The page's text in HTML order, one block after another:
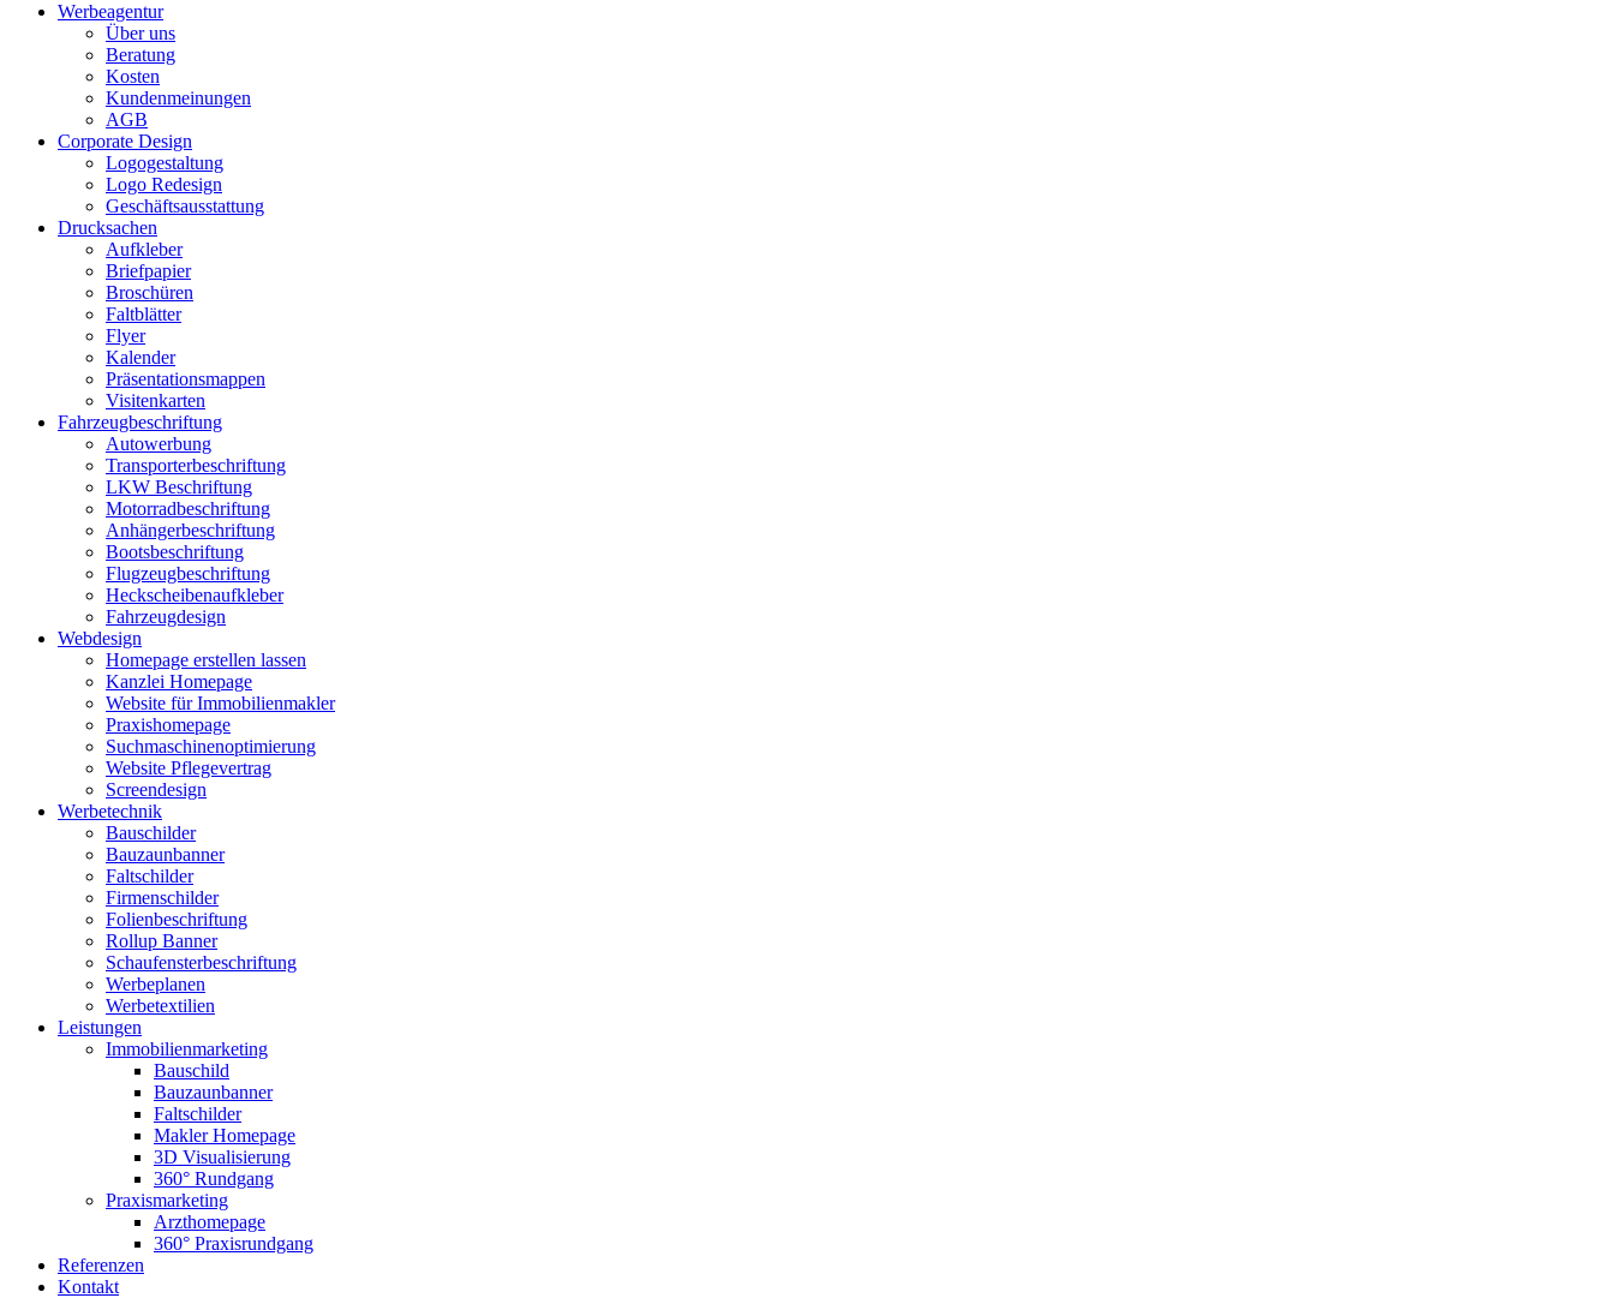
Werbeagentur
Über uns
Beratung
Kosten
Kundenmeinungen
AGB
Corporate Design
Logogestaltung
Logo Redesign
Geschäftsausstattung
Drucksachen
Aufkleber
Briefpapier
Broschüren
Faltblätter
Flyer
Kalender
Präsentationsmappen
Visitenkarten
Fahrzeugbeschriftung
Autowerbung
Transporterbeschriftung
LKW Beschriftung
Motorradbeschriftung
Anhängerbeschriftung
Bootsbeschriftung
Flugzeugbeschriftung
Heckscheibenaufkleber
Fahrzeugdesign
Webdesign
Homepage erstellen lassen
Kanzlei Homepage
Website für Immobilienmakler
Praxishomepage
Suchmaschinenoptimierung
Website Pflegevertrag
Screendesign
Werbetechnik
Bauschilder
Bauzaunbanner
Faltschilder
Firmenschilder
Folienbeschriftung
Rollup Banner
Schaufensterbeschriftung
Werbeplanen
Werbetextilien
Leistungen
Immobilienmarketing
Bauschild
Bauzaunbanner
Faltschilder
Makler Homepage
3D Visualisierung
360° Rundgang
Praxismarketing
Arzthomepage
360° Praxisrundgang
Referenzen
Kontakt